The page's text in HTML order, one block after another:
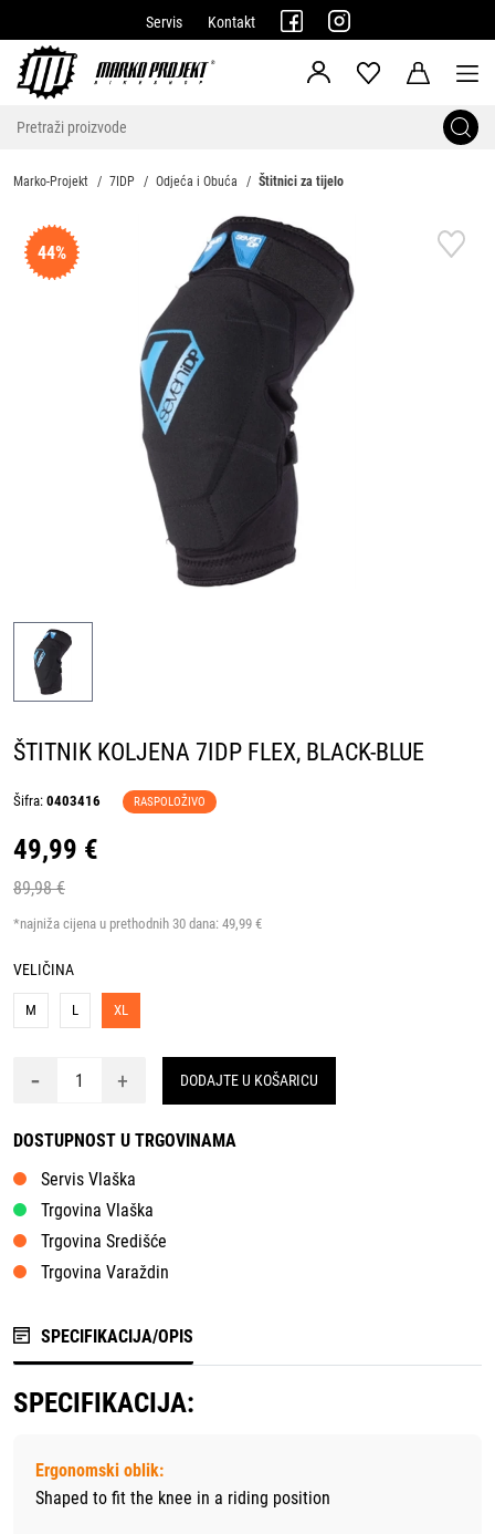
Servis Kontakt
Marko-Projekt 7IDP Odjeća i Obuća Štitnici za tijelo
44%
ŠTITNIK KOLJENA 7IDP FLEX, BLACK-BLUE
Šifra: 0403416 RASPOLOŽIVO
49,99 €
89,98 €
*najniža cijena u prethodnih 30 dana: 49,99 €
VELIČINA
M L XL
- + DODAJTE U KOŠARICU
DOSTUPNOST U TRGOVINAMA
Servis Vlaška
Trgovina Vlaška
Trgovina Središće
Trgovina Varaždin
SPECIFIKACIJA/OPIS
SPECIFIKACIJA:
Ergonomski oblik:
Shaped to fit the knee in a riding position